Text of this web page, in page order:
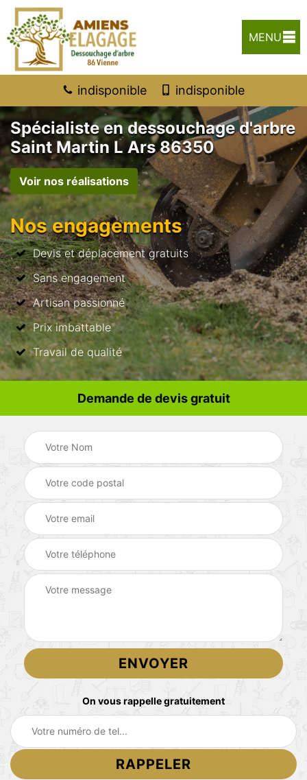
MENU
indisponible indisponible
Spécialiste en dessouchage d'arbre
Saint Martin L Ars 86350
Voir nos réalisations
Nos engagements
Devis et déplacement gratuits
Sans engagement
Artisan passionné
Prix imbattable
Travail de qualité
Demande de devis gratuit
On vous rappelle gratuitement